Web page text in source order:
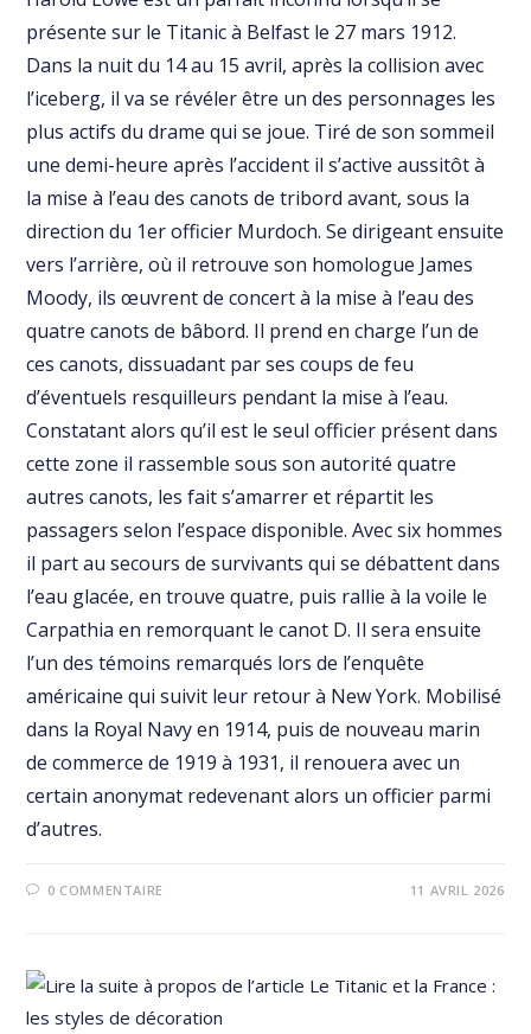
présente sur le Titanic à Belfast le 27 mars 1912.
Dans la nuit du 14 au 15 avril, après la collision avec
l’iceberg, il va se révéler être un des personnages les
plus actifs du drame qui se joue. Tiré de son sommeil
une demi-heure après l’accident il s’active aussitôt à
la mise à l’eau des canots de tribord avant, sous la
direction du 1er officier Murdoch. Se dirigeant ensuite
vers l’arrière, où il retrouve son homologue James
Moody, ils œuvrent de concert à la mise à l’eau des
quatre canots de bâbord. Il prend en charge l’un de
ces canots, dissuadant par ses coups de feu
d’éventuels resquilleurs pendant la mise à l’eau.
Constatant alors qu’il est le seul officier présent dans
cette zone il rassemble sous son autorité quatre
autres canots, les fait s’amarrer et répartit les
passagers selon l’espace disponible. Avec six hommes
il part au secours de survivants qui se débattent dans
l’eau glacée, en trouve quatre, puis rallie à la voile le
Carpathia en remorquant le canot D. Il sera ensuite
l’un des témoins remarqués lors de l’enquête
américaine qui suivit leur retour à New York. Mobilisé
dans la Royal Navy en 1914, puis de nouveau marin
de commerce de 1919 à 1931, il renouera avec un
certain anonymat redevenant alors un officier parmi
d’autres.
0 COMMENTAIRE 11 AVRIL 2026